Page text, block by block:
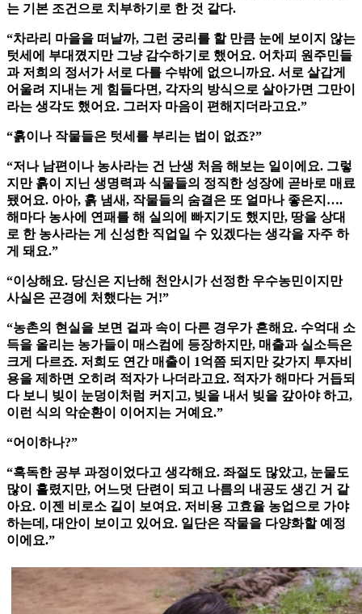
는 기본 조건으로 치부하기로 한 것 같다.
“차라리 마을을 떠날까, 그런 궁리를 할 만큼 눈에 보이지 않는
텃세에 부대꼈지만 그냥 감수하기로 했어요. 어차피 원주민들
과 저희의 정서가 서로 다를 수밖에 없으니까요. 서로 살갑게
어울려 지내는 게 힘들다면, 각자의 방식으로 살아가면 그만이
라는 생각도 했어요. 그러자 마음이 편해지더라고요.”
“흙이나 작물들은 텃세를 부리는 법이 없죠?”
“저나 남편이나 농사라는 건 난생 처음 해보는 일이에요. 그렇
지만 흙이 지닌 생명력과 식물들의 정직한 성장에 곧바로 매료
됐어요. 아아, 흙 냄새, 작물들의 숨결은 또 얼마나 좋은지….
해마다 농사에 연패를 해 실의에 빠지기도 했지만, 땅을 상대
로 한 농사라는 게 신성한 직업일 수 있겠다는 생각을 자주 하
게 돼요.”
“이상해요. 당신은 지난해 천안시가 선정한 우수농민이지만
사실은 곤경에 처했다는 거!”
“농촌의 현실을 보면 겉과 속이 다른 경우가 흔해요. 수억대 소
득을 올리는 농가들이 매스컴에 등장하지만, 매출과 실소득은
크게 다르죠. 저희도 연간 매출이 1억쯤 되지만 갖가지 투자비
용을 제하면 오히려 적자가 나더라고요. 적자가 해마다 거듭되
다 보니 빚이 눈덩이처럼 커지고, 빚을 내서 빚을 갚아야 하고,
이런 식의 악순환이 이어지는 거예요.”
“어이하나?”
“혹독한 공부 과정이었다고 생각해요. 좌절도 많았고, 눈물도
많이 흘렸지만, 어느덧 단련이 되고 나름의 내공도 생긴 거 같
아요. 이젠 비로소 길이 보여요. 저비용 고효율 농업으로 가야
하는데, 대안이 보이고 있어요. 일단은 작물을 다양화할 예정
이에요.”